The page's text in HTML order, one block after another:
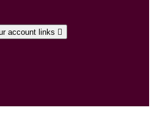
account links 